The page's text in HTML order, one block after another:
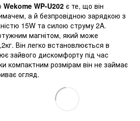
Wekome WP-U202 є те, що він
а й безпровідною зарядкою з
15W та силою струму 2A.
магнітом, який може
Він легко встановлюється в
зайвого дискомфорту під час
компактним розмірам він не займає
огляд.